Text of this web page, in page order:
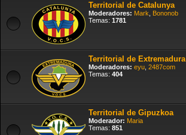
Territorial de Catalunya
Moderadores: Mark
Bononob
Temas: 1781
Territorial de Extremadura
Moderadores: eyu 2487com
Temas: 404
Territorial de Gipuzkoa
Moderador: Maria
Temas: 851